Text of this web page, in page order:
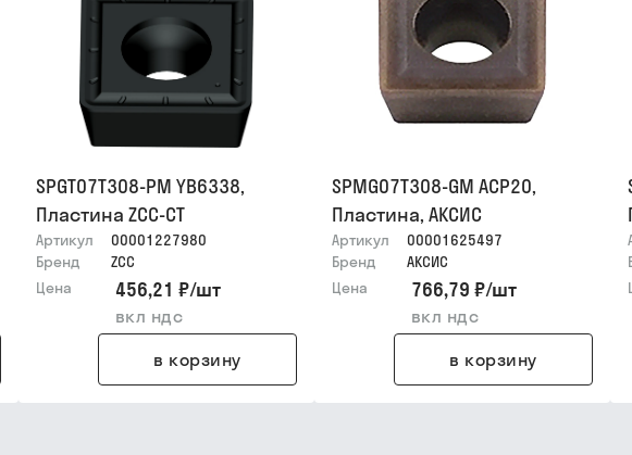
SPGT07T308-PM YB6338,
Пластина ZCC-CT
Артикул
00001227980
Бренд
ZCC
Цена
456,21 ₽/шт
вкл ндс
в корзину
SPMG07T308-GM ACP20,
Пластина, АКСИС
Артикул
00001625497
Бренд
АКСИС
Цена
766,79 ₽/шт
вкл ндс
в корзину